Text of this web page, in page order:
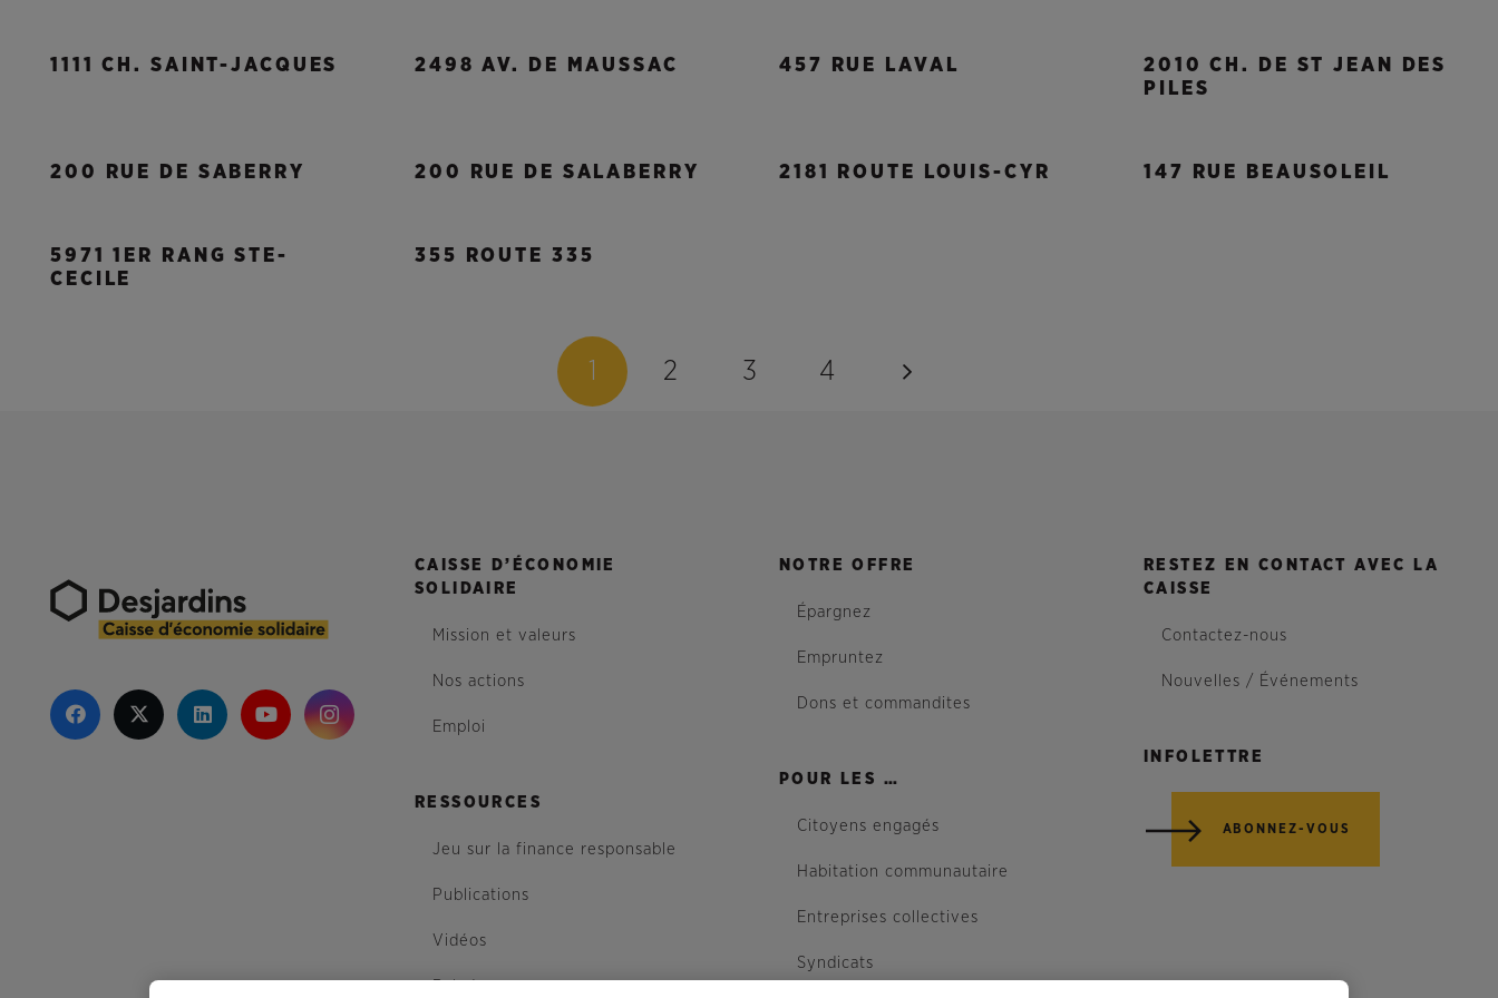
1111 CH. SAINT-JACQUES 2498 AV. DE MAUSSAC 457 RUE LAVAL
2010 CH. DE ST JEAN DES
PILES
200 RUE DE SABERRY 200 RUE DE SALABERRY 2181 ROUTE LOUIS-CYR 147 RUE BEAUSOLEIL
5971 1ER RANG STE-
CECILE
355 ROUTE 335
1 2 3 4
CAISSE D’ÉCONOMIE
SOLIDAIRE
Mission et valeurs
Nos actions
Emploi
RESSOURCES
Jeu sur la finance responsable
Publications
Vidéos
Balados
NOTRE OFFRE
Épargnez
Empruntez
Dons et commandites
POUR LES …
Citoyens engagés
Habitation communautaire
Entreprises collectives
Syndicats
RESTEZ EN CONTACT AVEC LA
CAISSE
Contactez-nous
Nouvelles / Événements
INFOLETTRE
ABONNEZ-VOUS